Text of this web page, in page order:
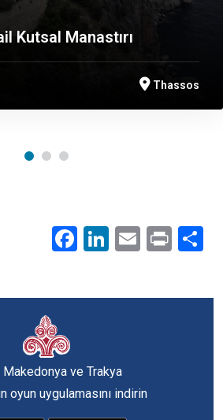
Kutsal Manastırı
Thassos
Facebook
LinkedIn
EmailPrint
Makedonya ve Trakya
oyun uygulamasını indirin